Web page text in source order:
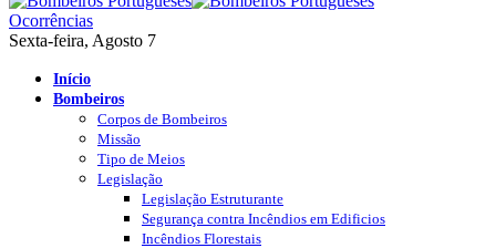
Ocorrências
Sexta-feira, Agosto 7
Início
Bombeiros
Corpos de Bombeiros
Missão
Tipo de Meios
Legislação
Legislação Estruturante
Segurança contra Incêndios em Edificios
Incêndios Florestais